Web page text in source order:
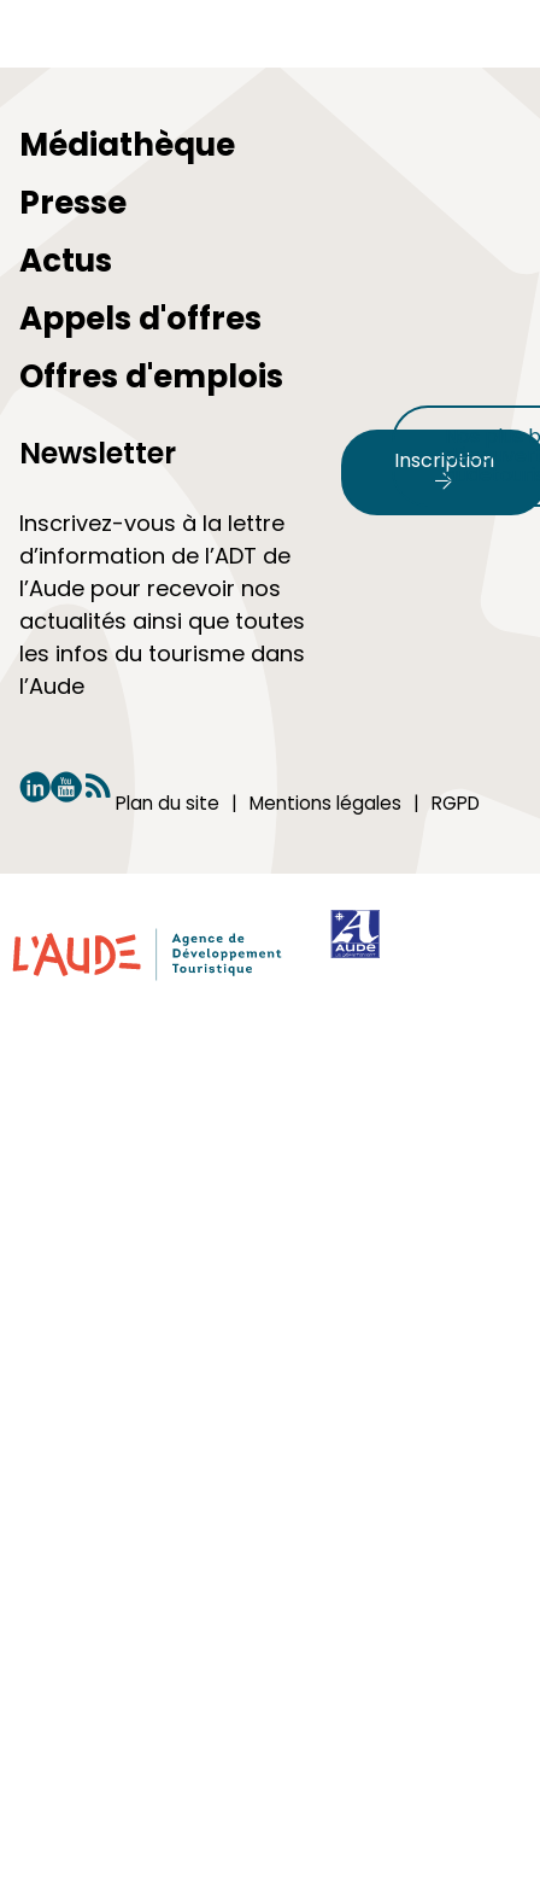
Médiathèque
Presse
Actus
Appels d'offres
Offres d'emplois
Newsletter
Inscrivez-vous à la lettre
d’information de l’ADT de
l’Aude pour recevoir nos
actualités ainsi que toutes
les infos du tourisme dans
l’Aude
Inscription
Nos plus
Plan du site Mentions légales RGPD